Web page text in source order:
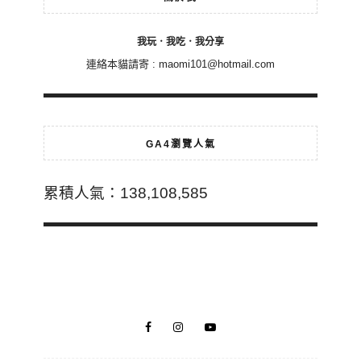
我玩．我吃．我分享
連絡本貓請寄 : maomi101@hotmail.com
GA4瀏覽人氣
累積人氣：138,108,585